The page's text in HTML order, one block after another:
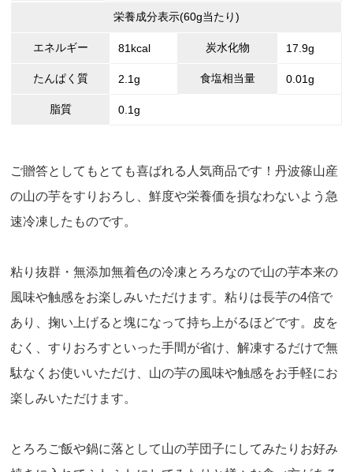
栄養成分表示(60g当たり)
エネルギー 81kcal 炭水化物 17.9g
たんぱく質 2.1g 食塩相当量 0.01g
脂質 0.1g
ご贈答としてもとても喜ばれる人気商品です！丹波篠山産
の山の芋をすりおろし、鮮度や栄養価を損なわないよう急
速冷凍したものです。
粘り抜群・無添加無着色の冷凍とろろなので山の芋本来の
風味や触感をお楽しみいただけます。粘りは長芋の4倍で
あり、掬い上げると塊になって持ち上がるほどです。皮を
むく、すりおろすといった手間が省け、解凍するだけで無
駄なくお使いいただけ、山の芋の風味や触感をお手軽にお
楽しみいただけます。
とろろご飯や鍋に落として山の芋団子にしてみたりお好み